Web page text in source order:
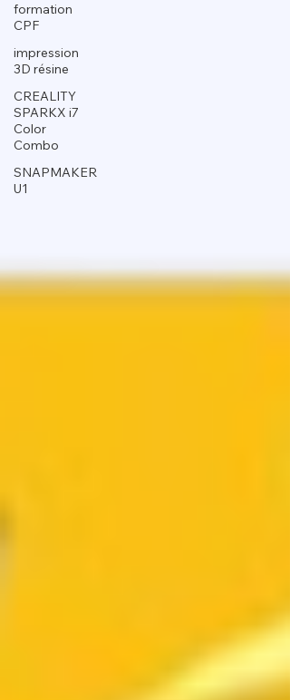
formation
CPF
impression
3D résine
CREALITY
SPARKX i7
Color
Combo
SNAPMAKER
U1